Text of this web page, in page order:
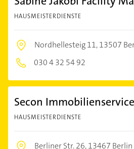
HAUSMEISTERDIENSTE
Nordhellesteig 11,13507
030 4 32 54 92
Secon
HAUSMEISTERDIENSTE
Berliner Str. 26,13467 Berlin